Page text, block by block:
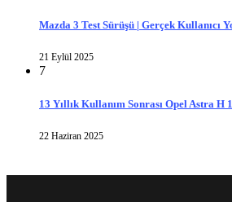
Mazda 3 Test Sürüşü | Gerçek Kullanıcı
21 Eylül 2025
7
13 Yıllık Kullanım Sonrası Opel Astra H
22 Haziran 2025